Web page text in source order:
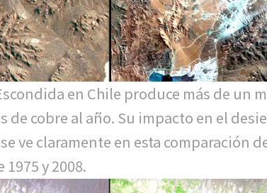
en Chile produce más de un
de cobre al año. Su impacto en el
ve claramente en esta comparación
1975 y 2008.